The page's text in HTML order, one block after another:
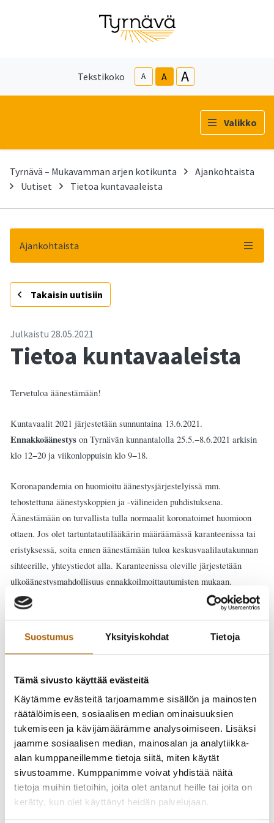
Suostumus Yksityiskohdat Tietoja
Tämä sivusto käyttää evästeitä
Käytämme evästeitä tarjoamamme sisällön ja mainosten
räätälöimiseen, sosiaalisen median ominaisuuksien
tukemiseen ja kävijämäärämme analysoimiseen. Lisäksi
jaamme sosiaalisen median, mainosalan ja analytiikka-
alan kumppaneillemme tietoja siitä, miten käytät
sivustoamme. Kumppanimme voivat yhdistää näitä
tietoja muihin tietoihin, joita olet antanut heille tai joita on
kerätty, kun olet käyttänyt heidän palvelujaan.
Tekstikoko A A A
Valikko
Tyrnävä – Mukavamman arjen kotikunta
Ajankohtaista
Uutiset
Tietoa kuntavaaleista
Ajankohtaista
- Takaisin uutisiin
Julkaistu 28.05.2021
Tietoa kuntavaaleista
Tervetuloa äänestämään!
Kuntavaalit 2021 järjestetään sunnuntaina 13.6.2021.
Ennakkoäänestys on Tyrnävän kunnantalolla 25.5.−8.6.2021 arkisin
klo 12−20 ja viikonloppuisin klo 9−18.
Koronapandemia on huomioitu äänestysjärjestelyissä mm.
tehostettuna äänestyskoppien ja -välineiden puhdistuksena.
Äänestämään on turvallista tulla normaalit koronatoimet huomioon
ottaen. Jos olet tartuntatautilääkärin määräämässä karanteenissa tai
eristyksessä, soita ennen äänestämään tuloa keskusvaalilautakunnan
sihteerille, yhteystiedot alla. Karanteenissa oleville järjestetään
ulkoäänestysmahdollisuus ennakkoilmoittautumisten mukaan.
Ehdokaslistojen yhdistelmä
on julkaistu kunnan virallisella
myös muista julkisista tiloista. Yhdistelmään on mahdollista tutustua
tiedotteen liitteenä.
Varsinaisena vaalipäivänä 13.6. äänestys tapahtuu omalla
äänestyspaikalla: Murron koululla, Tyrnävän kunnantalolla tai
Temmeksen koulun liikuntasalissa (Huom.! Muuttunut
äänestyspaikka).Oma äänestyspaikka selviää kotiin postitetusta
äänioikeusilmoituksesta. Tarvittaessa äänestyspaikan voi tarkistaa
keskusvaalilautakunnan sihteeriltä.